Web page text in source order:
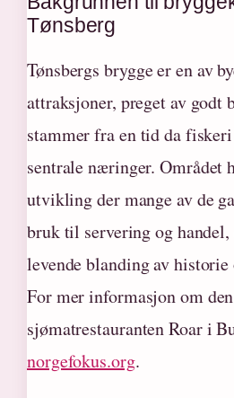
Tønsberg
Tønsbergs brygge er en av
attraksjoner, preget av godt
stammer fra en tid da
sentrale næringer. Området
utvikling der mange av de
bruk til servering og handel,
levende blanding av
For mer informasjon om
sjømatrestauranten Roar i
norgefokus.org.